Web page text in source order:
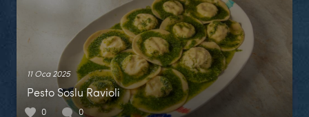
11 Oca 2025
Pesto Soslu Ravioli
0 0